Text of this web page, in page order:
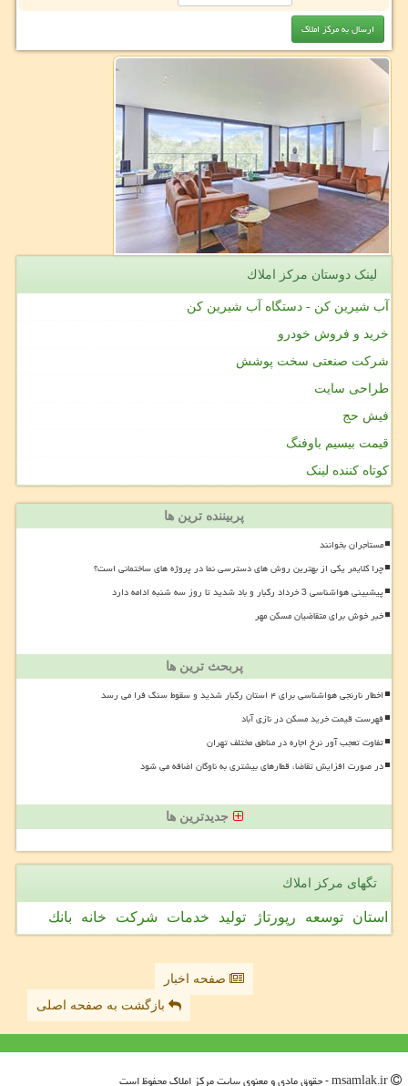
لینک دوستان مركز املاك
آب شیرین کن - دستگاه آب شیرین کن
خرید و فروش خودرو
شرکت صنعتی سخت پوشش
طراحی سایت
فیش حج
قیمت بیسیم باوفنگ
کوتاه کننده لینک
پربیننده ترین ها
مستأجران بخوانند
چرا کلایمر یکی از بهترین روش های دسترسی نما در پروژه های ساختمانی است؟
پیشبینی هواشناسی 3 خرداد رگبار و باد شدید تا روز سه شنبه ادامه دارد
خبر خوش برای متقاضیان مسکن مهر
پربحث ترین ها
اخطار نارنجی هواشناسی برای ۴ استان رگبار شدید و سقوط سنگ فرا می رسد
فهرست قیمت خرید مسکن در نازی آباد
تفاوت تعجب آور نرخ اجاره در مناطق مختلف تهران
در صورت افزایش تقاضا، قطارهای بیشتری به ناوگان اضافه می شود
جدیدترین ها
تگهای مركز املاك
استان توسعه رپورتاژ تولید خدمات شركت خانه بانك
صفحه اخبار
بازگشت به صفحه اصلی